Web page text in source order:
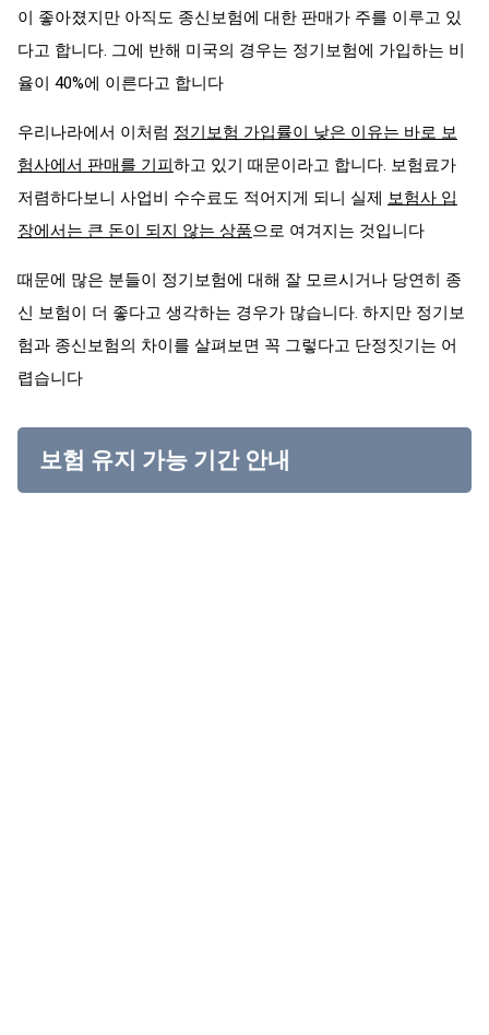
이 좋아졌지만 아직도 종신보험에 대한 판매가 주를 이루고 있
다고 합니다. 그에 반해 미국의 경우는 정기보험에 가입하는 비
율이 40%에 이른다고 합니다
우리나라에서 이처럼 정기보험 가입률이 낮은 이유는 바로 보
험사에서 판매를 기피하고 있기 때문이라고 합니다. 보험료가
저렴하다보니 사업비 수수료도 적어지게 되니 실제 보험사 입
장에서는 큰 돈이 되지 않는 상품으로 여겨지는 것입니다
때문에 많은 분들이 정기보험에 대해 잘 모르시거나 당연히 종
신 보험이 더 좋다고 생각하는 경우가 많습니다. 하지만 정기보
험과 종신보험의 차이를 살펴보면 꼭 그렇다고 단정짓기는 어
렵습니다
보험 유지 가능 기간 안내